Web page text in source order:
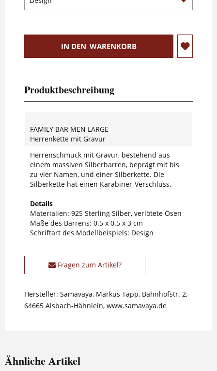
IN DEN WARENKORB
Produktbeschreibung
FAMILY BAR MEN LARGE
Herrenkette mit Gravur
Herrenschmuck mit Gravur, bestehend aus
einem massiven Silberbarren, beprägt mit bis
zu vier Namen, und einer Silberkette. Die
Silberkette hat einen Karabiner-Verschluss.
Details
Materialien: 925 Sterling Silber, verlötete Ösen
Maße des Barrens: 0.5 x 0.5 x 3 cm
Schriftart des Modellbeispiels: Design
Fragen zum Artikel?
Hersteller: Samavaya, Markus Tapp, Bahnhofstr. 2,
64665 Alsbach-Hähnlein, www.samavaya.de
Ähnliche Artikel